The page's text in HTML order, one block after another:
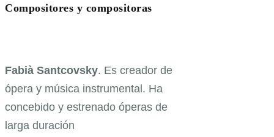
Compositores y compositoras
Fabià Santcovsky. Es creador de
ópera y música instrumental. Ha
concebido y estrenado óperas de
larga duración